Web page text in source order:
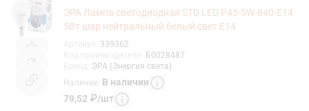
ЭРА Лампа светодиодная STD LED P45-5W-840-E14
5Вт шар нейтральный белый свет Е14
339362
Б0028487
ЭРА (Энергия света)
Наличие: В наличии
79,52 ₽/шт